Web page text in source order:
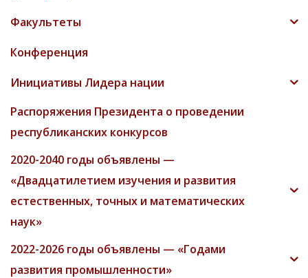
Факультеты
Конференция
Инициативы Лидера нации
Распоряжения Президента о проведении
республиканских конкурсов
2020-2040 годы объявлены —
«Двадцатилетием изучения и развития
естественных, точных и математических
наук»
2022-2026 годы объявлены — «Годами
развития промышленности»